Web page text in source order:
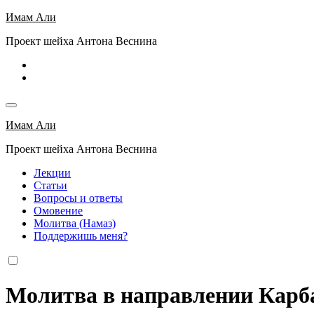
Перейти
содержимому
Имам Али
Проект шейха Антона Веснина
Имам Али
Проект шейха Антона Веснина
Лекции
Статьи
Вопросы и ответы
Омовение
Молитва (Намаз)
Поддержишь меня?
Молитва в направлении